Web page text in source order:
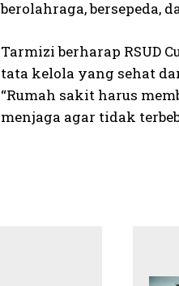
berolahraga, bersepeda,
Tarmizi berharap RSUD
tata kelola yang sehat
“Rumah sakit harus
menjaga agar tidak